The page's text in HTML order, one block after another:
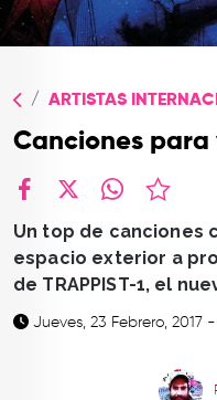
TOP
CONTACTO
ARTISTAS
Canciones
Un top de canciones
espacio exterior a
de TRAPPIST-1, el
Jueves, 23 Febrero, 2017 -